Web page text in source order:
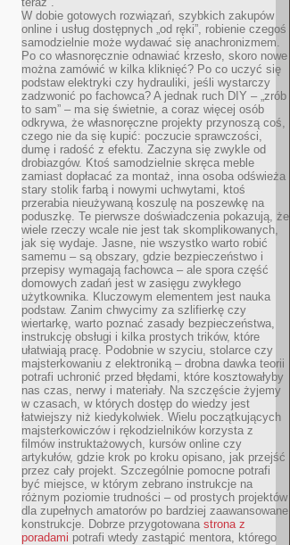
W dobie gotowych rozwiązań, szybkich zakupów
online i usług dostępnych „od ręki”, robienie czegoś
samodzielnie może wydawać się anachronizmem.
Po co własnoręcznie odnawiać krzesło, skoro nowe
można zamówić w kilka kliknięć? Po co uczyć się
podstaw elektryki czy hydrauliki, jeśli wystarczy
zadzwonić po fachowca? A jednak ruch DIY – „zrób
to sam” – ma się świetnie, a coraz więcej osób
odkrywa, że własnoręczne projekty przynoszą coś,
czego nie da się kupić: poczucie sprawczości,
dumę i radość z efektu. Zaczyna się zwykle od
drobiazgów. Ktoś samodzielnie skręca meble
zamiast dopłacać za montaż, inna osoba odświeża
stary stolik farbą i nowymi uchwytami, ktoś
przerabia nieużywaną koszulę na poszewkę na
poduszkę. Te pierwsze doświadczenia pokazują, że
wiele rzeczy wcale nie jest tak skomplikowanych,
jak się wydaje. Jasne, nie wszystko warto robić
samemu – są obszary, gdzie bezpieczeństwo i
przepisy wymagają fachowca – ale spora część
domowych zadań jest w zasięgu zwykłego
użytkownika. Kluczowym elementem jest nauka
podstaw. Zanim chwycimy za szlifierkę czy
wiertarkę, warto poznać zasady bezpieczeństwa,
instrukcję obsługi i kilka prostych trików, które
ułatwiają pracę. Podobnie w szyciu, stolarce czy
majsterkowaniu z elektroniką – drobna dawka teorii
potrafi uchronić przed błędami, które kosztowałyby
nas czas, nerwy i materiały. Na szczęście żyjemy
w czasach, w których dostęp do wiedzy jest
łatwiejszy niż kiedykolwiek. Wielu początkujących
majsterkowiczów i rękodzielników korzysta z
filmów instruktażowych, kursów online czy
artykułów, gdzie krok po kroku opisano, jak przejść
przez cały projekt. Szczególnie pomocne potrafi
być miejsce, w którym zebrano instrukcje na
różnym poziomie trudności – od prostych projektów
dla zupełnych amatorów po bardziej zaawansowane
konstrukcje. Dobrze przygotowana strona z
poradami potrafi wtedy zastąpić mentora, którego